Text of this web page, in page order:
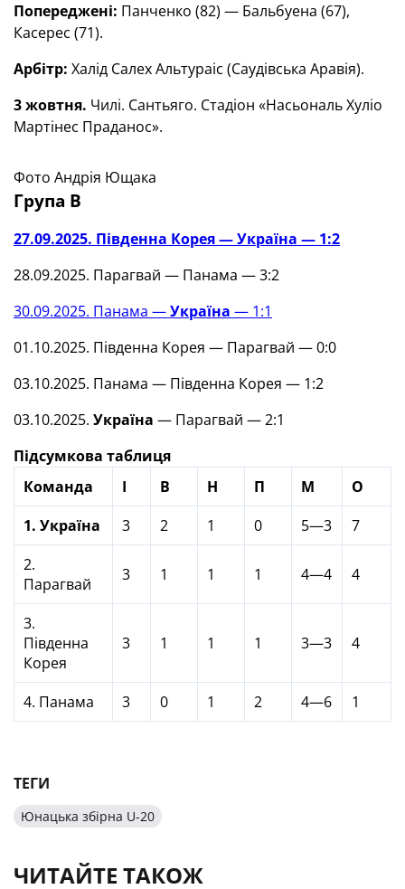
Попереджені: Панченко (82) — Бальбуена (67),
Касерес (71).
Арбітр: Халід Салех Альтураіс (Саудівська Аравія).
3 жовтня. Чилі. Сантьяго. Стадіон «Насьональ Хуліо
Мартінес Праданос».
Фото Андрія Ющака
Група В
27.09.2025. Південна Корея — Україна — 1:2
28.09.2025. Парагвай — Панама — 3:2
30.09.2025. Панама —Україна — 1:1
01.10.2025. Південна Корея — Парагвай — 0:0
03.10.2025. Панама — Південна Корея — 1:2
03.10.2025. Україна — Парагвай — 2:1
Підсумкова таблиця
Команда
І В Н П М
О
1. Україна
3 2 1 0 5—3
7
2.
Парагвай
3 1 1 1 4—4 4
3.
Південна
Корея
3 1 1 1 3—3 4
4. Панама 3 0 1 2 4—6 1
ТЕГИ
Юнацька збірна U-20
ЧИТАЙТЕ ТАКОЖ